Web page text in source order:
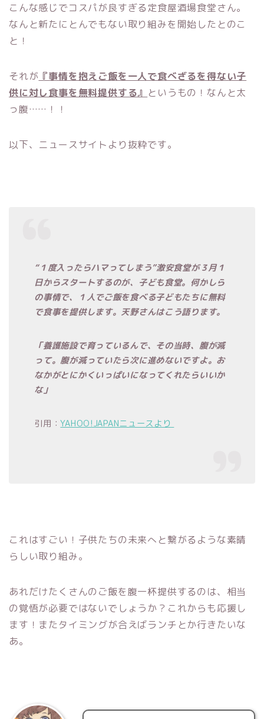
こんな感じでコスパが良すぎる定食屋酒場食堂さん。
なんと新たにとんでもない取り組みを開始したとのこ
と！
それが 『事情を抱えご飯を一人で食べざるを得ない子
供に対し食事を無料提供する』 というもの！なんと太
っ腹……！！
以下、ニュースサイトより抜粋です。
“１度入ったらハマってしまう”激安食堂が３月１
日からスタートするのが、子ども食堂。何かしら
の事情で、１人でご飯を食べる子どもたちに無料
で食事を提供します。天野さんはこう語ります。
「養護施設で育っているんで、その当時、腹が減
って。腹が減っていたら次に進めないですよ。お
なかがとにかくいっぱいになってくれたらいいか
な」
引用：YAHOO!JAPANニュースより
これはすごい！子供たちの未来へと繋がるような素晴
らしい取り組み。
あれだけたくさんのご飯を腹一杯提供するのは、相当
の覚悟が必要ではないでしょうか？これからも応援し
ます！またタイミングが合えばランチとか行きたいな
あ。